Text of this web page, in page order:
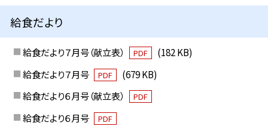
給食だより
給食だより７月号（献立表） PDF
(182 KB)
給食だより７月号
PDF
(679 KB)
給食だより６月号（献立表）
PDF
給食だより６月号 PDF